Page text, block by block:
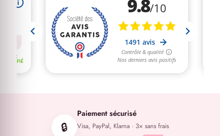
🔒
Paiement sécurisé
Visa, PayPal, Klarna · 3× sans frais